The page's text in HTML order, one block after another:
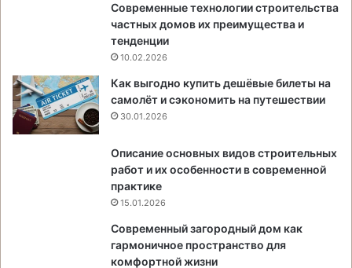
Современные технологии строительства
частных домов их преимущества и
тенденции
10.02.2026
Как выгодно купить дешёвые билеты на
самолёт и сэкономить на путешествии
30.01.2026
Описание основных видов строительных
работ и их особенности в современной
практике
15.01.2026
Современный загородный дом как
гармоничное пространство для
комфортной жизни